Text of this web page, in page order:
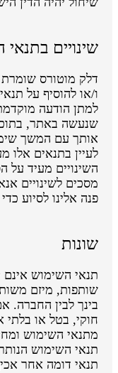
שינויים בתנאי
דלק מוטורס שומרת
ו/או להוסיף על
למתן הודעה מוקדמת
שנעשה באתר, בתוכן
אותך עם המשך
לעיין בתנאים אלו
השינויים מעיד על
מסכים לשינויים
פנה אלינו לסיוע כדי
שונות
תנאי השימוש אינם
שותפות, מיזם
בינך לבין החברה.
חוקי, בטל או בלתי
מתנאי השימוש
תנאי השימוש
תנאי דומה אחר